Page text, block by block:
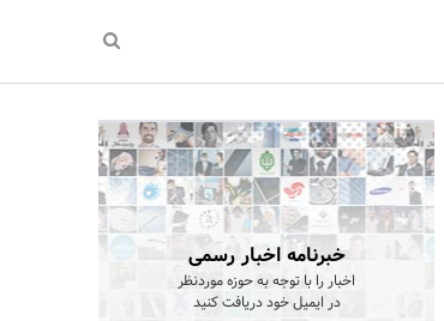
خبرنامه اخبار رسمی
اخبار را با توجه به حوزه موردنظر
در ایمیل خود دریافت کنید